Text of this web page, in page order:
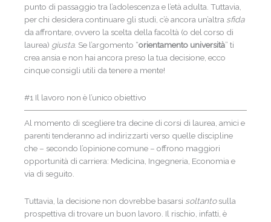
punto di passaggio tra l’adolescenza e l’età adulta. Tuttavia,
per chi desidera continuare gli studi, c’è ancora un’altra sfida
da affrontare, ovvero la scelta della facoltà (o del corso di
laurea) giusta. Se l’argomento “orientamento università” ti
crea ansia e non hai ancora preso la tua decisione, ecco
cinque consigli utili da tenere a mente!
#1 Il lavoro non è l’unico obiettivo
Al momento di scegliere tra decine di corsi di laurea, amici e
parenti tenderanno ad indirizzarti verso quelle discipline
che – secondo l’opinione comune – offrono maggiori
opportunità di carriera: Medicina, Ingegneria, Economia e
via di seguito.
Tuttavia, la decisione non dovrebbe basarsi soltantosulla
prospettiva di trovare un buon lavoro. Il rischio, infatti, è